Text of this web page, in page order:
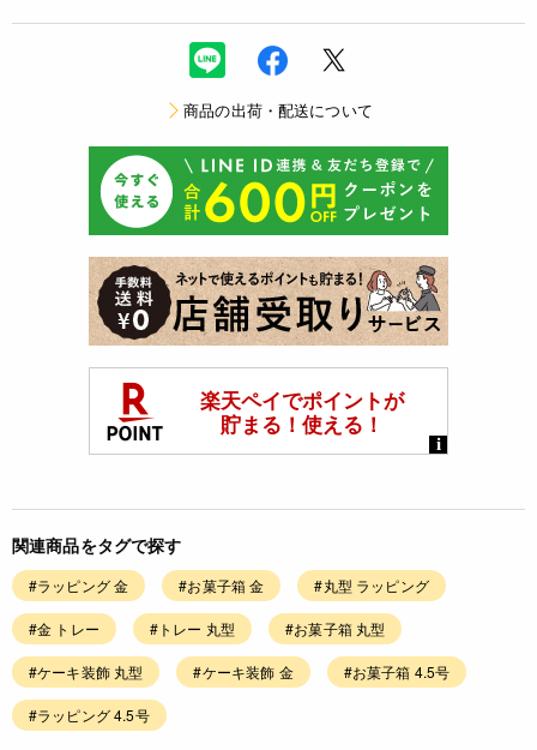
商品の出荷・配送について
関連商品をタグで探す
#ラッピング 金 #お菓子箱 金 #丸型 ラッピング
#金 トレー #トレー 丸型 #お菓子箱 丸型
#ケーキ装飾 丸型 #ケーキ装飾 金 #お菓子箱 4.5号
#ラッピング 4.5号